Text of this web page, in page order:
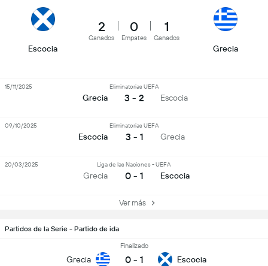
Partidos de la Serie - Partido de ida
Grecia
Finalizado
0 - 1 Escocia
Escocia
2
Ganados
0
Empates
1
Ganados
Grecia
Grecia
Eliminatorias UEFA
3 - 2 Escocia
15/11/2025
Escocia
Eliminatorias UEFA
3 - 1 Grecia
09/10/2025
Grecia
Liga de las Naciones - UEFA
0 - 1 Escocia
20/03/2025
Ver más